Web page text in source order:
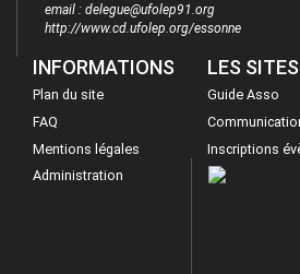
email : delegue@ufolep91.org
http://www.cd.ufolep.org/essonne
INFORMATIONS
Plan du site
FAQ
Mentions légales
Administration
LES
Guide Asso
Inscriptions